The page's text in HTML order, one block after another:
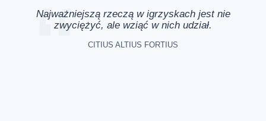
Najważniejszą rzeczą w igrzyskach jest nie
zwyciężyć, ale wziąć w nich udział.
CITIUS ALTIUS FORTIUS